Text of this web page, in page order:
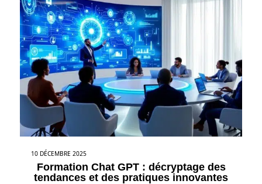
10 DÉCEMBRE 2025
Formation Chat GPT : décryptage des
tendances et des pratiques innovantes